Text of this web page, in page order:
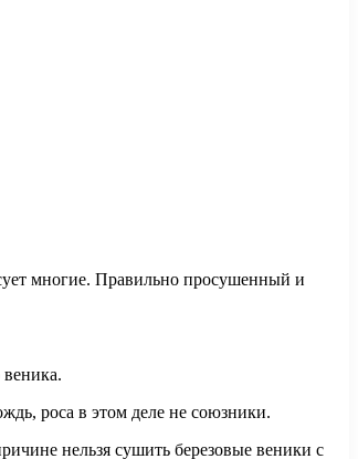
многие. Правильно просушенный и
роса в этом деле не союзники.
нельзя сушить березовые веники с